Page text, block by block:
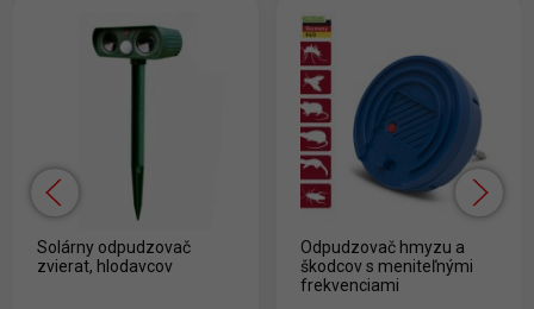
Solárny odpudzovač
zvierat, hlodavcov
Odpudzovač hmyzu a
škodcov s meniteľnými
frekvenciami